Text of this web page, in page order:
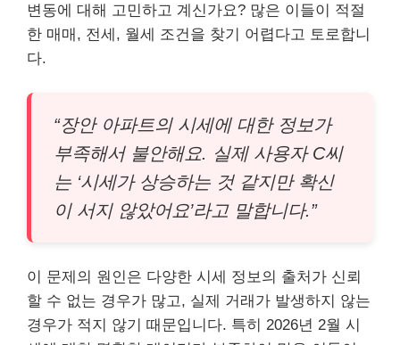
변동에 대해 고민하고 계신가요? 많은 이들이 적절
한 매매, 전세, 월세 조건을 찾기 어렵다고 토로합니
다.
“장안 아파트의 시세에 대한 정보가
부족해서 불안해요. 실제 사용자 C씨
는 ‘시세가 상승하는 것 같지만 확신
이 서지 않았어요’라고 말합니다.”
이 문제의 원인은 다양한 시세 정보의 출처가 신뢰
할 수 없는 경우가 많고, 실제 거래가 발생하지 않는
경우가 적지 않기 때문입니다. 특히 2026년 2월 시